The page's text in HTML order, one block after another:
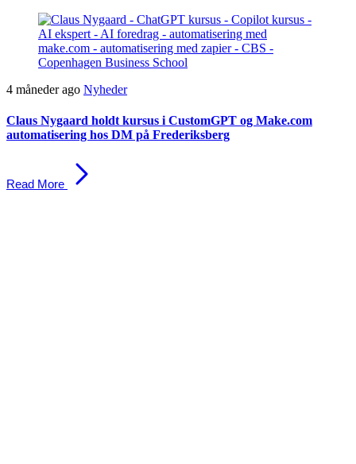
primary
navigation
to
4 måneder ago Nyheder
Claus Nygaard holdt kursus i CustomGPT og Make.com
automatisering hos DM på Frederiksberg
Read More